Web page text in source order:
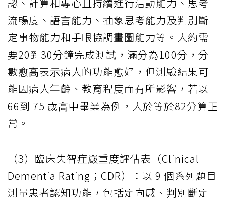
流暢度、語⾔能⼒、抽象思考能⼒及判別斷
定事物能⼒和⼿眼協調畫圖能⼒等。⼤約需
要20到30分鐘完成測試，滿分為100分，分
數愈⾼表⽰病⼈的功能愈好，但測驗結果可
能因病⼈年齡、教育程度而有所影響，若以
66到 75 歲⾼中畢業為例，⼤於等於82分算正
常。
（3）臨床失智症嚴重度評估表（Clinical
Dementia Rating；CDR）：以 9 個系列題目
測量患者認知功能，包括定向感、判別斷定